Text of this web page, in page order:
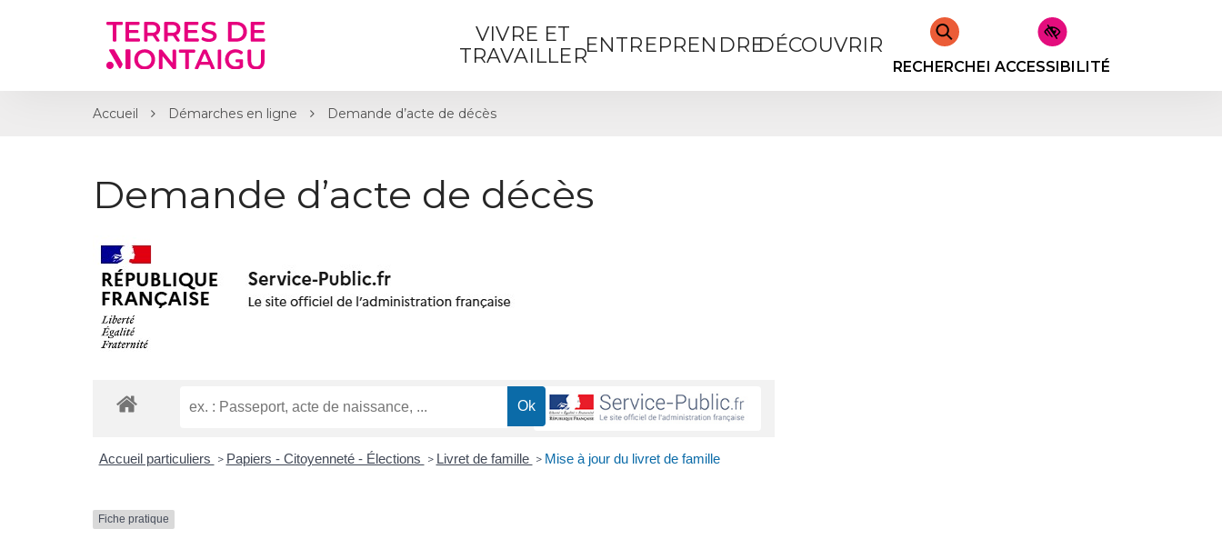
VIVRE ET
TRAVAILLERENTREPRENDREDÉCOUVRIR
RECHERCHERACCESSIBILITÉ
Accueil Démarches en ligne Demande d’acte de décès
Demande d’acte de décès
Accueil particuliers > Papiers - Citoyenneté - Élections > Livret de famille > Mise à jour du livret de famille
Fiche pratique